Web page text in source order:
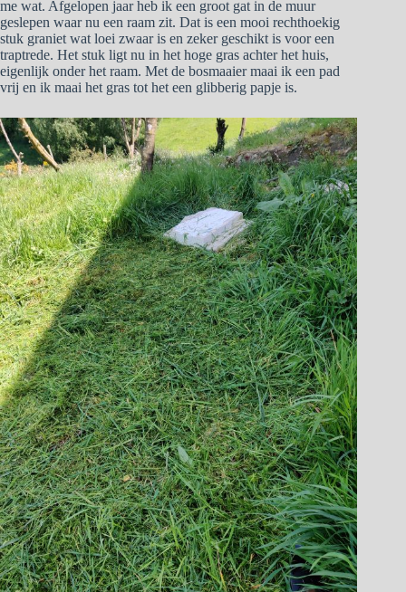
me wat. Afgelopen jaar heb ik een groot gat in de muur
geslepen waar nu een raam zit. Dat is een mooi rechthoekig
stuk graniet wat loei zwaar is en zeker geschikt is voor een
traptrede. Het stuk ligt nu in het hoge gras achter het huis,
eigenlijk onder het raam. Met de bosmaaier maai ik een pad
vrij en ik maai het gras tot het een glibberig papje is.